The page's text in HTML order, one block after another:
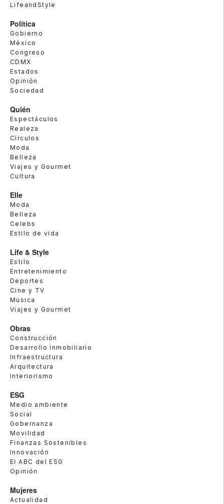
LifeandStyle
Política
Gobierno
México
Congreso
CDMX
Estados
Opinión
Sociedad
Quién
Espectáculos
Realeza
Círculos
Moda
Belleza
Viajes y Gourmet
Cultura
Elle
Moda
Belleza
Celebs
Estilo de vida
Life & Style
Estilo
Entretenimiento
Deportes
Cine y TV
Música
Viajes y Gourmet
Obras
Construcción
Desarrollo Inmobiliario
Infraestructura
Arquitectura
Interiorismo
ESG
Medio ambiente
Social
Gobernanza
Movilidad
Finanzas Sostenibles
Innovación
El ABC del ESG
Opinión
Mujeres
Actualidad